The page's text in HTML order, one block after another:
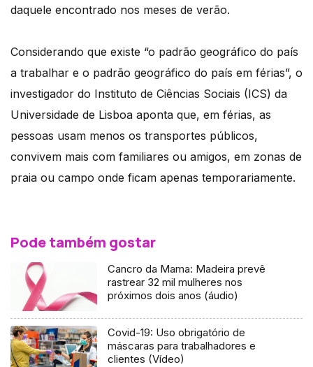
daquele encontrado nos meses de verão.
Considerando que existe “o padrão geográfico do país
a trabalhar e o padrão geográfico do país em férias”, o
investigador do Instituto de Ciências Sociais (ICS) da
Universidade de Lisboa aponta que, em férias, as
pessoas usam menos os transportes públicos,
convivem mais com familiares ou amigos, em zonas de
praia ou campo onde ficam apenas temporariamente.
Pode também gostar
Cancro da Mama: Madeira prevê
rastrear 32 mil mulheres nos
próximos dois anos (áudio)
Covid-19: Uso obrigatório de
máscaras para trabalhadores e
clientes (Vídeo)